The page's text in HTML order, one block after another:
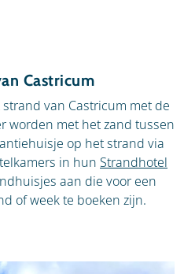
Castricum
van Castricum met de
worden met het zand tussen
op het strand via
in hun Strandhotel
aan die voor een
of week te boeken zijn.